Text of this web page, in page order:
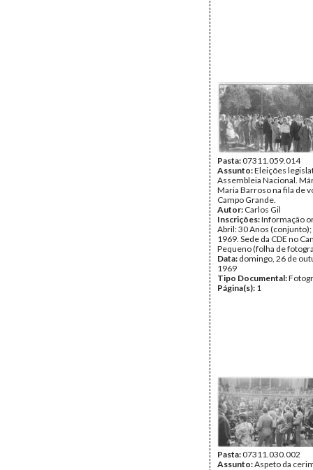
Pasta:07311.059.014
Assunto:Eleições
Assembleia Nacional.
Maria Barroso na fila de
Campo Grande.
Autor: Carlos Gil
Inscrições:Informação
Abril: 30 Anos
1969. Sede da CDE no
Pequeno (folha de
Data: domingo, 26 de
1969
Tipo Documental:
Página(s): 1
Pasta:07311.030.002
Assunto:Aspeto da